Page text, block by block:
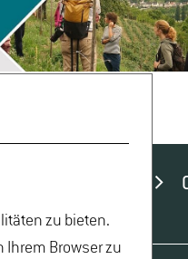
UND ALUMNI
zu bieten.
Ihrem Browser zu